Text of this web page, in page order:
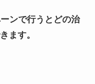
ンで行うとどの治
ます。